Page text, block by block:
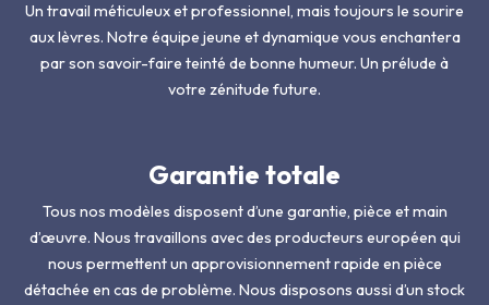
Un travail méticuleux et professionnel, mais toujours le sourire
aux lèvres. Notre équipe jeune et dynamique vous enchantera
par son savoir-faire teinté de bonne humeur. Un prélude à
votre zénitude future.
Garantie totale
Tous nos modèles disposent d’une garantie, pièce et main
d’œuvre. Nous travaillons avec des producteurs européen qui
nous permettent un approvisionnement rapide en pièce
détachée en cas de problème. Nous disposons aussi d’un stock